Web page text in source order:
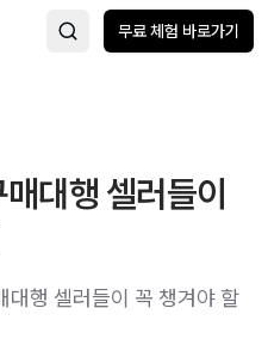
무료 체험 바로가기
대행 셀러들이
행 셀러들이 꼭 챙겨야 할